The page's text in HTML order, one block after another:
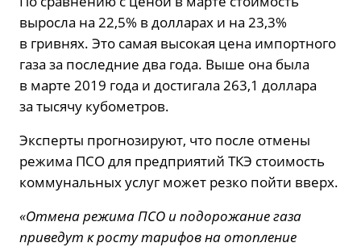
выросла на 22,5% в долларах и на 23,3%
в гривнях. Это самая высокая цена импортного
газа за последние два года. Выше она была
в марте 2019 года и достигала 263,1 доллара
за тысячу кубометров.
Эксперты прогнозируют, что после отмены
режима ПСО для предприятий ТКЭ стоимость
коммунальных услуг может резко пойти вверх.
«Отмена режима ПСО и подорожание газа
приведут к росту тарифов на отопление